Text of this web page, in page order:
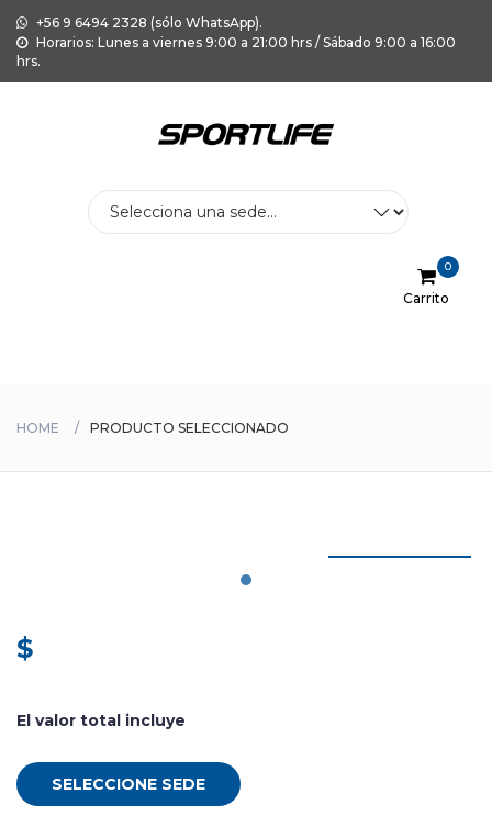
+56 9 6494 2328 (sólo WhatsApp).
Horarios: Lunes a viernes 9:00 a 21:00 hrs / Sábado 9:00 a 16:00
hrs.
Carrito
0
HOME PRODUCTO SELECCIONADO
$
El valor total incluye
SELECCIONE SEDE